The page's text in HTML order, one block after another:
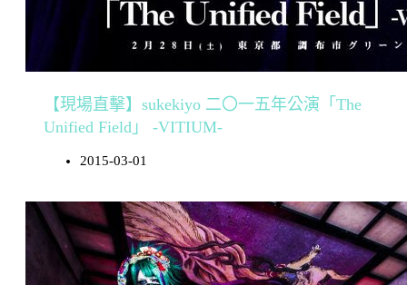
【現場直擊】sukekiyo 二〇一五年公演「The
Unified Field」 -VITIUM-
2015-03-01